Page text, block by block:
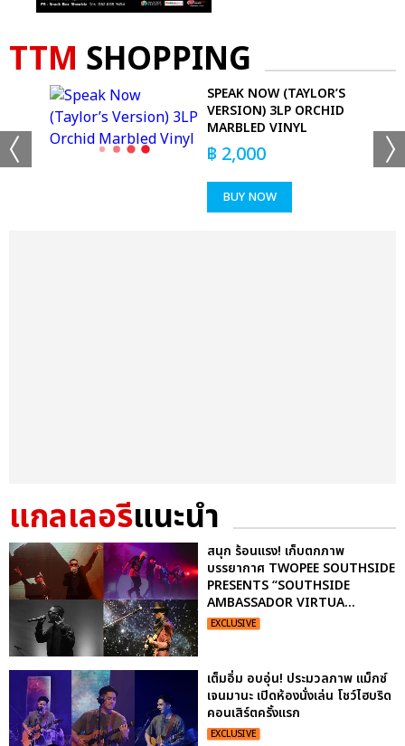
TTM SHOPPING
SPEAK NOW (TAYLOR’S
VERSION) 3LP ORCHID
MARBLED VINYL
฿ 2,000
BUY NOW
แกลเลอรีแนะนำ
สนุก ร้อนแรง! เก็บตกภาพ
บรรยากาศ TWOPEE SOUTHSIDE
PRESENTS “SOUTHSIDE
AMBASSADOR VIRTUA...
EXCLUSIVE
เต็มอิ่ม อบอุ่น! ประมวลภาพ แม็กซ์
เจนมานะ เปิดห้องนั่งเล่น โชว์ไฮบริด
คอนเสิร์ตครั้งแรก
EXCLUSIVE